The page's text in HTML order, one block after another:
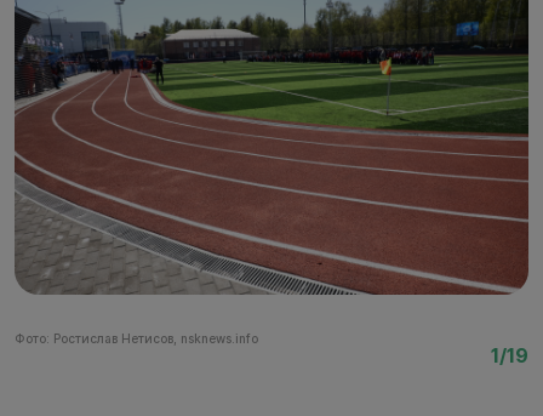
Фото: Ростислав Нетисов, nsknews.info
1/19